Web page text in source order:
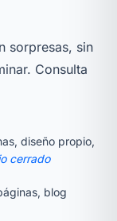
sorpresas, sin
Consulta
diseño propio,
cerrado
blog